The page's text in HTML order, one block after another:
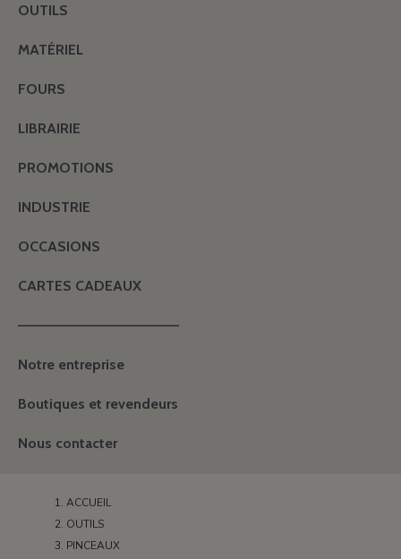
OUTILS
MATÉRIEL
FOURS
LIBRAIRIE
PROMOTIONS
INDUSTRIE
OCCASIONS
CARTES CADEAUX
———————————————
Notre entreprise
Boutiques et revendeurs
Nous contacter
ACCUEIL
OUTILS
PINCEAUX